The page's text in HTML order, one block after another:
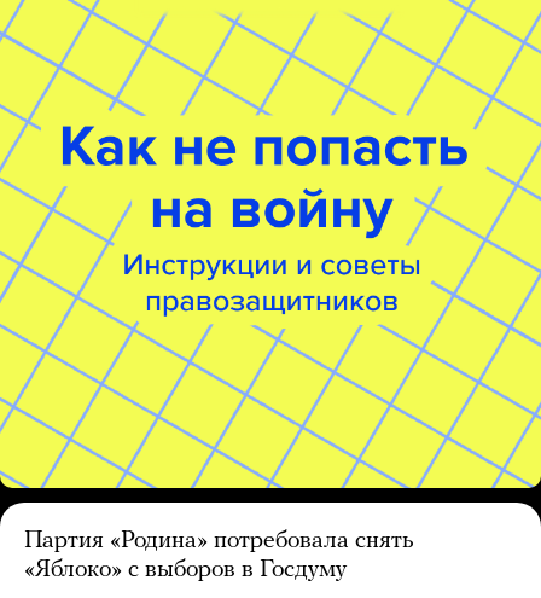
Партия «Родина» потребовала снять
«Яблоко» с выборов в Госдуму